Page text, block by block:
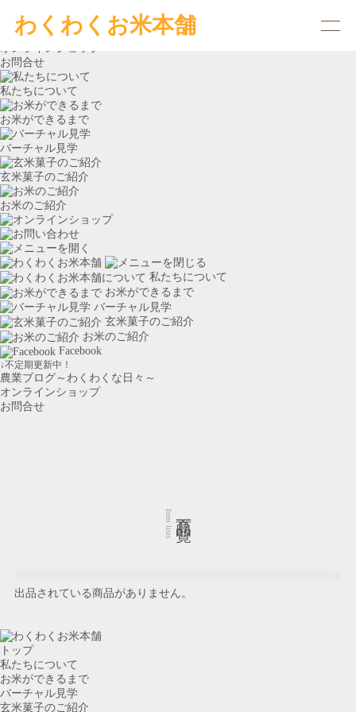
農業ブログ～わくわくな日々～
←不定期更新中！
オンラインショップ
お問合せ
私たちについて
お米ができるまで
バーチャル見学
玄米菓子のご紹介
お米のご紹介
私たちについて
お米ができるまで
バーチャル見学
玄米菓子のご紹介
お米のご紹介
Facebook
↓不定期更新中！
農業ブログ～わくわくな日々～
オンラインショップ
お問合せ
わくわくお米本舗
Item lists
出品されている商品がありません。
トップ
私たちについて
お米ができるまで
バーチャル見学
玄米菓子のご紹介